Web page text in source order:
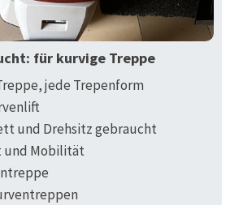
für kurvige Treppe
jede Trepenform
und Drehsitz gebraucht
und Mobilität